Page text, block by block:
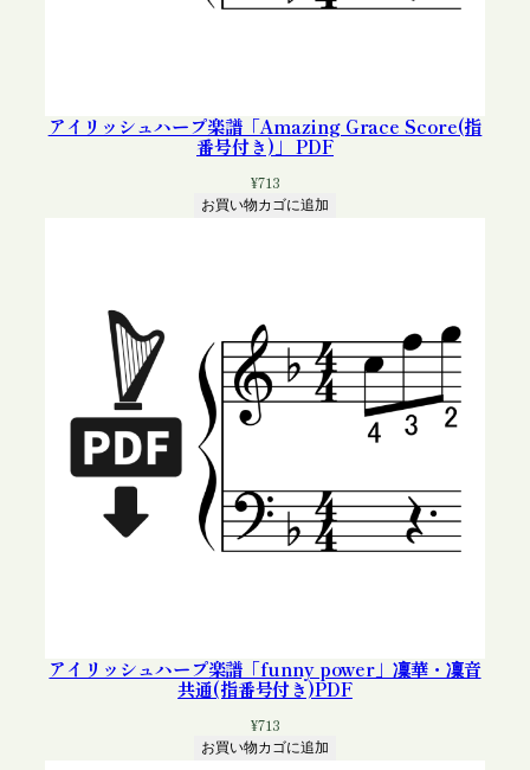
アイリッシュハープ楽譜「Amazing Grace Score(指
番号付き)」 PDF
¥713
お買い物カゴに追加
アイリッシュハープ楽譜「funny power」凜華・凜音
共通(指番号付き)PDF
¥713
お買い物カゴに追加